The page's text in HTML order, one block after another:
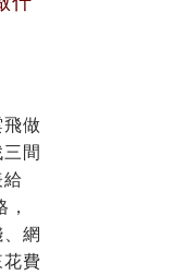
做
間
網
費